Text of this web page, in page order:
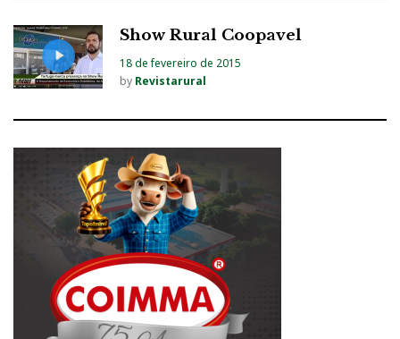
Show Rural Coopavel
18 de fevereiro de 2015
by Revistarural